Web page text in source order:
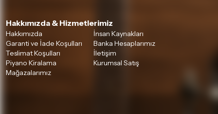
Hakkımızda & Hizmetlerimiz
Hakkımızda
İnsan Kaynakları
Garanti ve İade Koşulları
Banka Hesaplarımız
Teslimat Koşulları
İletişim
Piyano Kiralama
Kurumsal Satış
Mağazalarımız